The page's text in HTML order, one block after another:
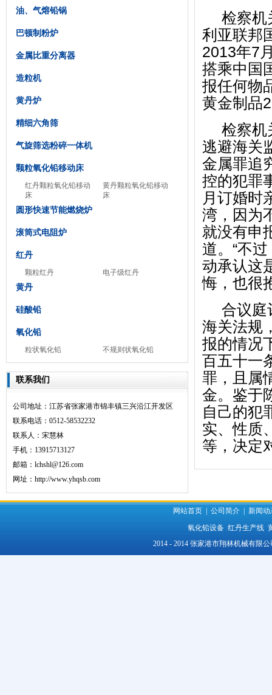
检察机
利亚联邦
2013年7
搭乘中国
报任何物
黄金制品
检察机
逃避海关
金属罪追
控的犯罪
月订婚时
湾，因为
就没有申
道。“不
动承认这
悔，也很
合议庭
海关法规
报的情况
百五十一
罪，且属
金。鉴于
自己的犯
实、性质
等，决定
油、气熔铅锅
巴顿制粉炉
金属比重分离器
造粒机
黄丹炉
精细六角筛
气旋筛选粉碎一体机
颗粒氧化铅移动床
红丹颗粒氧化铅移动
床
黄丹颗粒氧化铅移动
床
圆形快速节能燃烧炉
滚筒式电阻炉
红丹
颗粒红丹 电子级红丹
黄丹
硅酸铅
氧化铅
粒状氧化铅 不规则状氧化铅
联系我们
公司地址：江苏省张家港市锦丰镇三兴沿江开发区
联系电话：0512-58532232
联系人：宋慧林
手机：13915713127
邮箱：lchshl@126.com
网址： http://www.yhqsb.com
网站首页 公司简介
新闻动
氧化铅设备 红丹生产线
2014 - 2014 张家港市翔林机械有限